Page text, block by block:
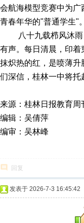
会航海模型竞赛中为
青春年华的"普通学生"
八十九载栉风沐
有声。每日清晨，印
抹炽热的红，是喷薄
们深信，桂林一中将
来源：桂林日报教育周
编辑：吴倩萍
编审：吴林峰​
回复
发表于 2026-7-3 16:45:42